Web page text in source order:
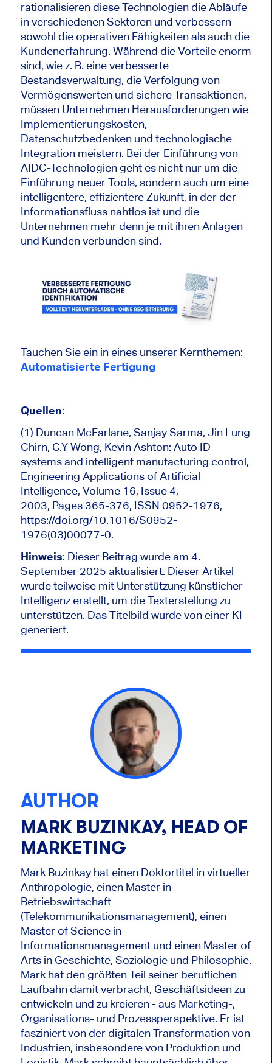
rationalisieren diese Technologien die Abläufe
in verschiedenen Sektoren und verbessern
sowohl die operativen Fähigkeiten als auch die
Kundenerfahrung. Während die Vorteile enorm
sind, wie z. B. eine verbesserte
Bestandsverwaltung, die Verfolgung von
Vermögenswerten und sichere Transaktionen,
müssen Unternehmen Herausforderungen wie
Implementierungskosten,
Datenschutzbedenken und technologische
Integration meistern. Bei der Einführung von
AIDC-Technologien geht es nicht nur um die
Einführung neuer Tools, sondern auch um eine
intelligentere, effizientere Zukunft, in der der
Informationsfluss nahtlos ist und die
Unternehmen mehr denn je mit ihren Anlagen
und Kunden verbunden sind.
Tauchen Sie ein in eines unserer Kernthemen:
Automatisierte Fertigung
Quellen:
(1) Duncan McFarlane, Sanjay Sarma, Jin Lung
Chirn, C.Y Wong, Kevin Ashton: Auto ID
systems and intelligent manufacturing control,
Engineering Applications of Artificial
Intelligence, Volume 16, Issue 4,
2003, Pages 365-376, ISSN 0952-1976,
https://doi.org/10.1016/S0952-
1976(03)00077-0.
Hinweis: Dieser Beitrag wurde am 4.
September 2025 aktualisiert. Dieser Artikel
wurde teilweise mit Unterstützung künstlicher
Intelligenz erstellt, um die Texterstellung zu
unterstützen. Das Titelbild wurde von einer KI
generiert.
AUTHOR
MARK BUZINKAY, HEAD OF
MARKETING
Mark Buzinkay hat einen Doktortitel in virtueller
Anthropologie, einen Master in
Betriebswirtschaft
(Telekommunikationsmanagement), einen
Master of Science in
Informationsmanagement und einen Master of
Arts in Geschichte, Soziologie und Philosophie.
Mark hat den größten Teil seiner beruflichen
Laufbahn damit verbracht, Geschäftsideen zu
entwickeln und zu kreieren - aus Marketing-,
Organisations- und Prozessperspektive. Er ist
fasziniert von der digitalen Transformation von
Industrien, insbesondere von Produktion und